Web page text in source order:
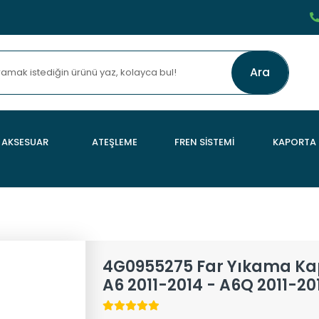
Ara
AKSESUAR ATEŞLEME FREN SİSTEMİ KAPORTA
4G0955275 Far Yıkama
A6 2011-2014 - A6Q 2011-